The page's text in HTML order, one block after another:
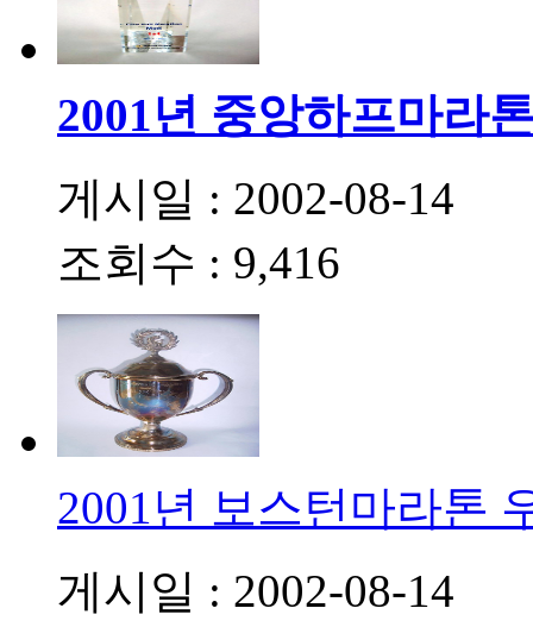
2001년 중앙하프마라
게시일 : 2002-08-14
조회수 : 9,416
2001년 보스턴마라톤
게시일 : 2002-08-14